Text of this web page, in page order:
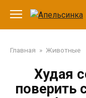
контенту
Главная » Животные
Худая
поверить